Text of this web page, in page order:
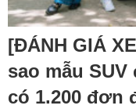
[ĐÁNH GIÁ
sao mẫu
có 1.200 đơn